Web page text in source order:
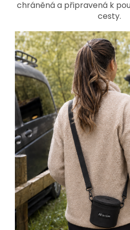
chráněná a připravená k
cesty.